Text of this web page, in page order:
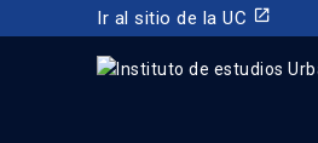
Ir al sitio de la UC launch